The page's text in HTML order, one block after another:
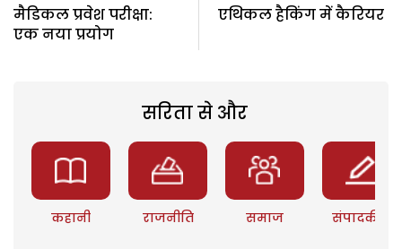
मैडिकल प्रवेश परीक्षा:
एक नया प्रयोग
एथिकल हैकिंग में कैरियर
सरिता से और
कहानी राजनीति समाज संपादकीय